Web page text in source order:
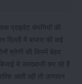
प्राइवेट कंपनियों की
दिल्ली में बाजरा की कई
श्रेणी की किस्में बेहद
में जल्दबाजी कर रहे हैं
आती रही तो उत्पादन